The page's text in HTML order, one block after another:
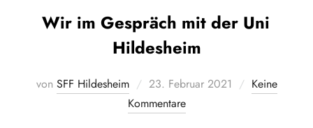
Wir im Gespräch mit der Uni
Hildesheim
von SFF Hildesheim
Veröffentlicht
am
23. Februar 2021
Keine
Kommentare